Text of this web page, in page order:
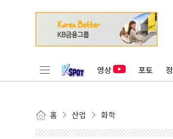
영상 포토
홈 산업 화학